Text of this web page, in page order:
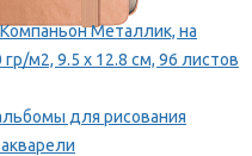
Металлик, на
гр/м2, 9.5 х 12.8 см, 96 листов
для рисования